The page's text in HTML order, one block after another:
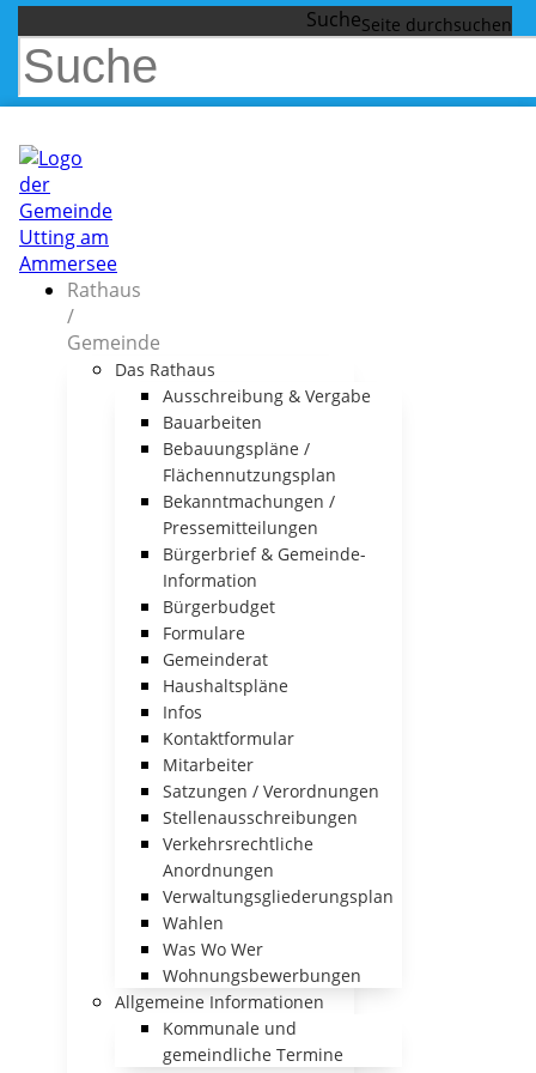
Suche
Rathaus
/
Gemeinde
Das Rathaus
Ausschreibung & Vergabe
Bauarbeiten
Bebauungspläne /
Flächennutzungsplan
Bekanntmachungen /
Pressemitteilungen
Bürgerbrief & Gemeinde-
Information
Bürgerbudget
Formulare
Gemeinderat
Haushaltspläne
Infos
Kontaktformular
Mitarbeiter
Satzungen / Verordnungen
Stellenausschreibungen
Verkehrsrechtliche
Anordnungen
Verwaltungsgliederungsplan
Wahlen
Was Wo Wer
Wohnungsbewerbungen
Allgemeine Informationen
Kommunale und
gemeindliche Termine